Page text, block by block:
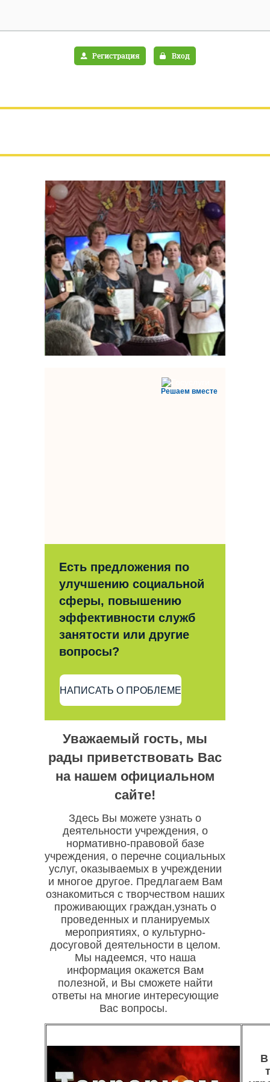
Регистрация Вход
ДОКУМЕНТЫ НОВОСТИ
ОТЗЫВЫ, ВОПРОСЫ И ОТВЕТЫ
ВИДЫ СОЦУСЛУГ ИНФОРМАЦИЯ
Решаем вместе
Есть предложения по
улучшению социальной
сферы, повышению
эффективности служб
занятости или другие
вопросы?
НАПИСАТЬ О ПРОБЛЕМЕ
Уважаемый гость, мы
рады приветствовать Вас
на нашем официальном
сайте!
Здесь Вы можете узнать о
деятельности учреждения, о
нормативно-правовой базе
учреждения, о перечне социальных
услуг, оказываемых в учреждении
и многое другое. Предлагаем Вам
ознакомиться с творчеством наших
проживающих граждан,узнать о
проведенных и планируемых
мероприятиях, о культурно-
досуговой деятельности в целом.
Мы надеемся, что наша
информация окажется Вам
полезной, и Вы сможете найти
ответы на многие интересующие
Вас вопросы.
В